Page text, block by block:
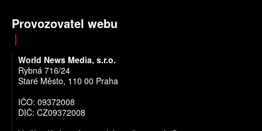
Provozovatel webu
World News Media, s.r.o.
Rybná 716/24
Staré Město, 110 00 Praha
IČO: 09372008
DIČ: CZ09372008